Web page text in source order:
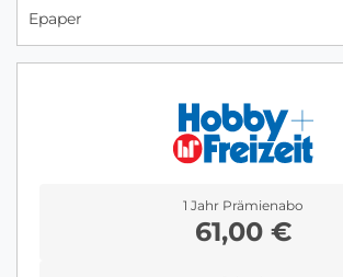
Epaper
1 Jahr Prämienabo
61,00 €